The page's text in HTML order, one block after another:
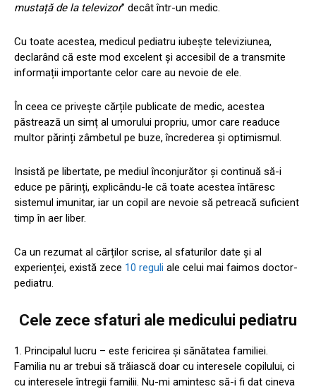
mustață de la televizor” decât într-un medic.
Cu toate acestea, medicul pediatru iubește televiziunea,
declarând că este mod excelent și accesibil de a transmite
informații importante celor care au nevoie de ele.
În ceea ce privește cărțile publicate de medic, acestea
păstrează un simț al umorului propriu, umor care readuce
multor părinți zâmbetul pe buze, încrederea și optimismul.
Insistă pe libertate, pe mediul înconjurător și continuă să-i
educe pe părinți, explicându-le că toate acestea întăresc
sistemul imunitar, iar un copil are nevoie să petreacă suficient
timp în aer liber.
Ca un rezumat al cărților scrise, al sfaturilor date și al
experienței, există zece 10 reguli ale celui mai faimos doctor-
pediatru.
Cele zece sfaturi ale medicului pediatru
1. Principalul lucru – este fericirea și sănătatea familiei.
Familia nu ar trebui să trăiască doar cu interesele copilului, ci
cu interesele întregii familii. Nu-mi amintesc să-i fi dat cineva